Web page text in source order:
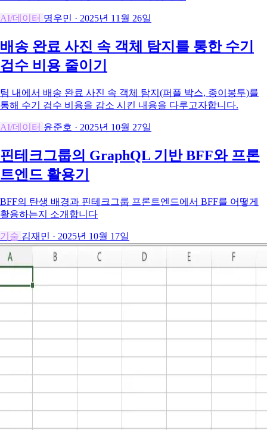
AI/데이터 명우민 · 2025년 11월 26일
배송 완료 사진 속 객체 탐지를 통한 수기
검수 비용 줄이기
팀 내에서 배송 완료 사진 속 객체 탐지(퍼플 박스, 종이봉투)를
통해 수기 검수 비용을 감소 시킨 내용을 다루고자합니다.
AI/데이터 윤준호 · 2025년 10월 27일
핀테크그룹의 GraphQL 기반 BFF와 프론
트엔드 활용기
BFF의 탄생 배경과 핀테크그룹 프론트엔드에서 BFF를 어떻게
활용하는지 소개합니다
기술 김재민 · 2025년 10월 17일